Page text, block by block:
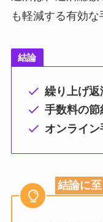
も軽減する有効な
結論
繰り上げ返
手数料の節
オンライ
結論に